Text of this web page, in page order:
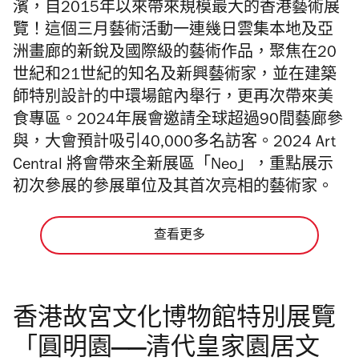
濱，自2015年以來帶來規模最大的香港藝術展
覽！這個三月藝術活動一連幾日雲集本地及亞
洲畫廊的新銳及國際級的藝術作品，聚焦在20
世紀和21世紀的知名及新興藝術家，並在建築
師特別設計的中環場館內舉行，更再次帶來美
食專區。 2024年展會邀請全球超過90間藝廊參
與，大會預計吸引40,000多名訪客。 2024 Art
Central 將會帶來全新展區「Neo」，重點展示
初次參展的參展單位及其首次亮相的藝術家。
查看更多
香港故宮文化博物館特別展覽
「圓明園——清代皇家園居文